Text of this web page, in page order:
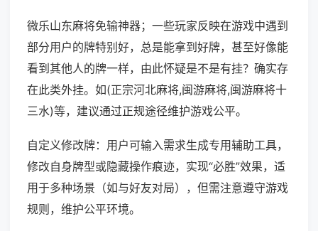
微乐山东麻将免输神器；一些玩家反映在游戏中遇到
部分用户的牌特别好，总是能拿到好牌，甚至好像能
看到其他人的牌一样，由此怀疑是不是有挂？确实存
在此类外挂。如(正宗河北麻将,闽游麻将,闽游麻将十
三水)等，建议通过正规途径维护游戏公平。
自定义修改牌：用户可输入需求生成专用辅助工具，
修改自身牌型或隐藏操作痕迹，实现“必胜”效果，适
用于多种场景（如与好友对局），但需注意遵守游戏
规则，维护公平环境。